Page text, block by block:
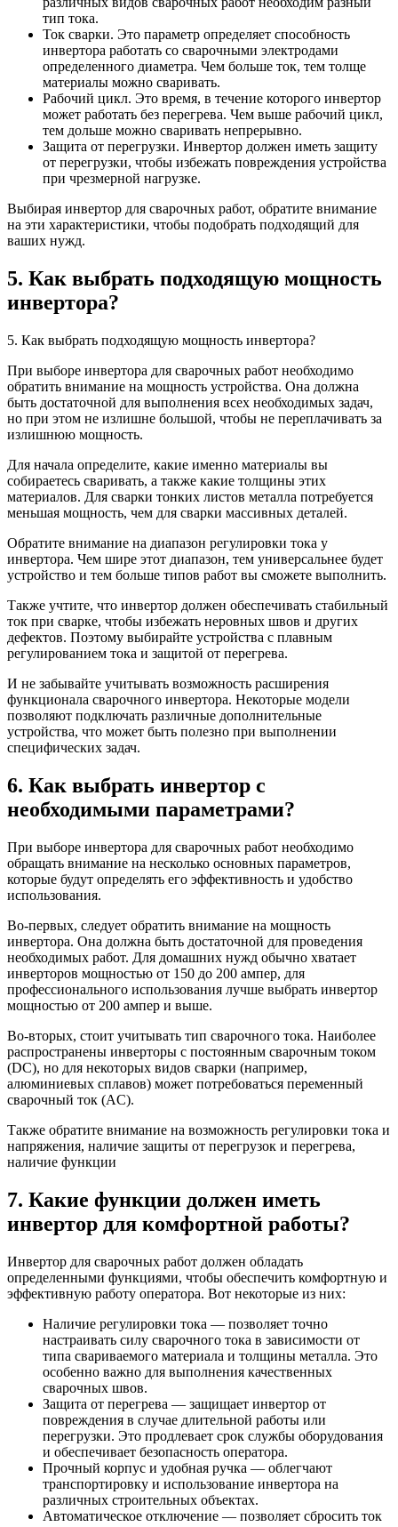
тип тока.
Ток сварки. Это параметр определяет способность
инвертора работать со сварочными электродами
определенного диаметра. Чем больше ток, тем толще
материалы можно сваривать.
Рабочий цикл. Это время, в течение которого инвертор
может работать без перегрева. Чем выше рабочий цикл,
тем дольше можно сваривать непрерывно.
Защита от перегрузки. Инвертор должен иметь защиту
от перегрузки, чтобы избежать повреждения устройства
при чрезмерной нагрузке.
Выбирая инвертор для сварочных работ, обратите внимание
на эти характеристики, чтобы подобрать подходящий для
ваших нужд.
5. Как выбрать подходящую мощность
инвертора?
5. Как выбрать подходящую мощность инвертора?
При выборе инвертора для сварочных работ необходимо
обратить внимание на мощность устройства. Она должна
быть достаточной для выполнения всех необходимых задач,
но при этом не излишне большой, чтобы не переплачивать за
излишнюю мощность.
Для начала определите, какие именно материалы вы
собираетесь сваривать, а также какие толщины этих
материалов. Для сварки тонких листов металла потребуется
меньшая мощность, чем для сварки массивных деталей.
Обратите внимание на диапазон регулировки тока у
инвертора. Чем шире этот диапазон, тем универсальнее будет
устройство и тем больше типов работ вы сможете выполнить.
Также учтите, что инвертор должен обеспечивать стабильный
ток при сварке, чтобы избежать неровных швов и других
дефектов. Поэтому выбирайте устройства с плавным
регулированием тока и защитой от перегрева.
И не забывайте учитывать возможность расширения
функционала сварочного инвертора. Некоторые модели
позволяют подключать различные дополнительные
устройства, что может быть полезно при выполнении
специфических задач.
6. Как выбрать инвертор с
необходимыми параметрами?
При выборе инвертора для сварочных работ необходимо
обращать внимание на несколько основных параметров,
которые будут определять его эффективность и удобство
использования.
Во-первых, следует обратить внимание на мощность
инвертора. Она должна быть достаточной для проведения
необходимых работ. Для домашних нужд обычно хватает
инверторов мощностью от 150 до 200 ампер, для
профессионального использования лучше выбрать инвертор
мощностью от 200 ампер и выше.
Во-вторых, стоит учитывать тип сварочного тока. Наиболее
распространены инверторы с постоянным сварочным током
(DC), но для некоторых видов сварки (например,
алюминиевых сплавов) может потребоваться переменный
сварочный ток (AC).
Также обратите внимание на возможность регулировки тока и
напряжения, наличие защиты от перегрузок и перегрева,
наличие функции
7. Какие функции должен иметь
инвертор для комфортной работы?
Инвертор для сварочных работ должен обладать
определенными функциями, чтобы обеспечить комфортную и
эффективную работу оператора. Вот некоторые из них:
Наличие регулировки тока — позволяет точно
настраивать силу сварочного тока в зависимости от
типа свариваемого материала и толщины металла. Это
особенно важно для выполнения качественных
сварочных швов.
Защита от перегрева — защищает инвертор от
повреждения в случае длительной работы или
перегрузки. Это продлевает срок службы оборудования
и обеспечивает безопасность оператора.
Прочный корпус и удобная ручка — облегчают
транспортировку и использование инвертора на
различных строительных объектах.
Автоматическое отключение — позволяет сбросить ток